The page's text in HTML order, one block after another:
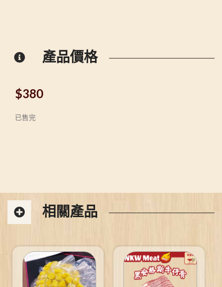
產品價格
$380
已售完
相關產品